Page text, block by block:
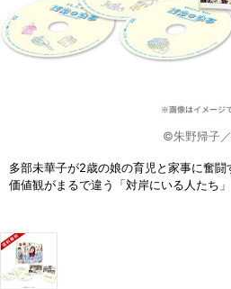
©朱野帰子
多部未華子が2歳の娘の育児と家事に奮闘
価値観がまるで違う「対岸にいる人たち」